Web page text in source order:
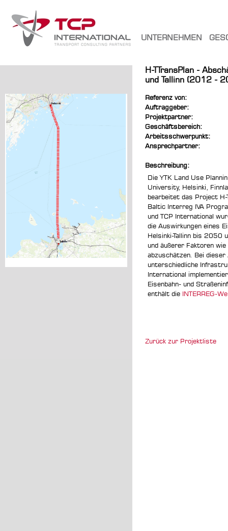
UNTERNEHMEN
H-TTransPlan -
und Tallinn (2012 -
Referenz von:
Auftraggeber:
Projektpartner:
Geschäftsbereich:
Arbeitsschwerpunkt:
Ansprechpartner:
Beschreibung:
Die YTK Land Use
University, Helsinki,
bearbeitet das Project H-
Baltic Interreg IVA
und TCP International
die Auswirkungen eines
Helsinki-Tallinn bis 2050
und äußerer Faktoren
abzuschätzen. Bei
unterschiedliche
International
Eisenbahn- und
enthält die INTERREG-
Zurück zur Projektliste